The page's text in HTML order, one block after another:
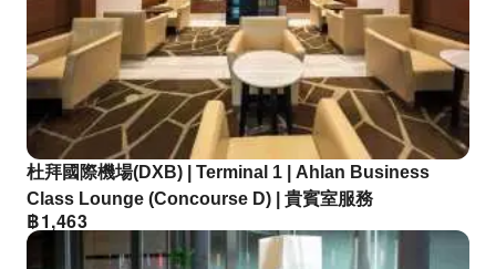
杜拜國際機場(DXB) | Terminal 1 | Ahlan Business
Class Lounge (Concourse D) | 貴賓室服務
฿1,463